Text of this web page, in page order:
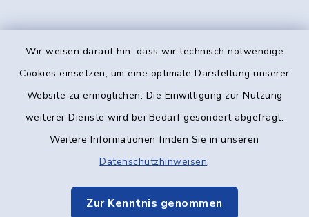
Wir weisen darauf hin, dass wir technisch notwendige
Cookies einsetzen, um eine optimale Darstellung unserer
Website zu ermöglichen. Die Einwilligung zur Nutzung
weiterer Dienste wird bei Bedarf gesondert abgefragt.
Weitere Informationen finden Sie in unseren
Datenschutzhinweisen.
Zur Kenntnis genommen
Kontakt
Datenschutz